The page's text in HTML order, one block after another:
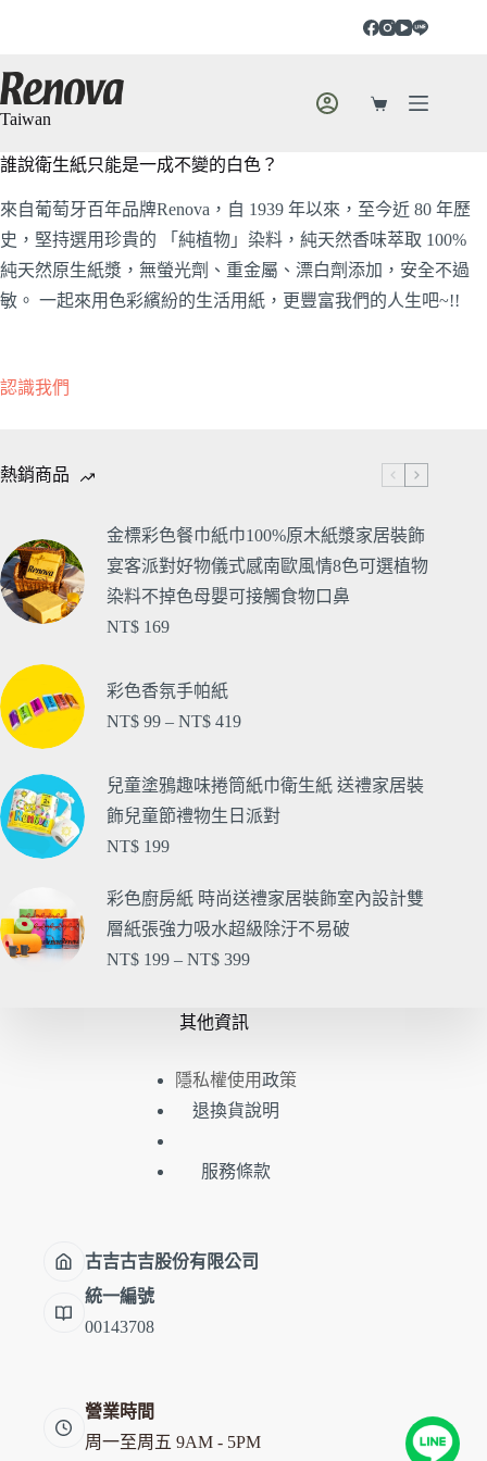
Taiwan
誰說衛生紙只能是一成不變的白色？
來自葡萄牙百年品牌Renova，自 1939 年以來，至今近 80 年歷
史，堅持選用珍貴的 「純植物」染料，純天然香味萃取 100%
純天然原生紙漿，無螢光劑、重金屬、漂白劑添加，安全不過
敏。 一起來用色彩繽紛的生活用紙，更豐富我們的人生吧~!!
認識我們
熱銷商品
金標彩色餐巾紙巾100%原木紙漿家居裝飾
宴客派對好物儀式感南歐風情8色可選植物
染料不掉色母嬰可接觸食物口鼻
NT$ 169
彩色香氛手帕紙
NT$ 99 – NT$ 419
兒童塗鴉趣味捲筒紙巾衛生紙 送禮家居裝
飾兒童節禮物生日派對
NT$ 199
彩色廚房紙 時尚送禮家居裝飾室內設計雙
層紙張強力吸水超級除汙不易破
NT$ 199 – NT$ 399
其他資訊
隱私權使用政策
退換貨說明
服務條款
古吉古吉股份有限公司
統一編號
00143708
營業時間
周一至周五 9AM - 5PM